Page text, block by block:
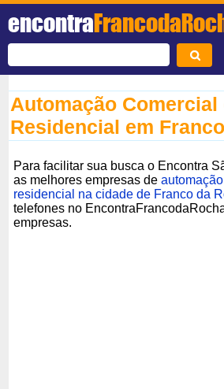
encontra
Automação Comercial
Residencial em
Para facilitar sua busca o Encontra
as melhores empresas de
residencial na cidade de Franco da
telefones no
empresas.